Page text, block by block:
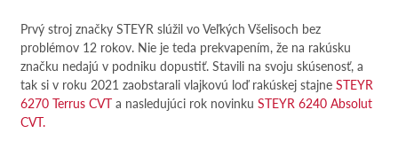
Prvý stroj značky STEYR slúžil vo Veľkých Všelisoch bez
problémov 12 rokov. Nie je teda prekvapením, že na rakúsku
značku nedajú v podniku dopustiť. Stavili na svoju skúsenosť, a
tak si v roku 2021 zaobstarali vlajkovú loď rakúskej stajne STEYR
6270 Terrus CVTa nasledujúci rok novinku STEYR 6240 Absolut
CVT.